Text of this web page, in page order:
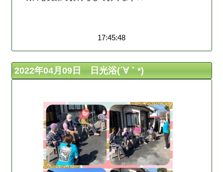
17:45:48
2022年04月09日 日光浴(´∀｀*)